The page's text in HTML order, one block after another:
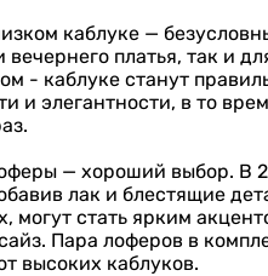
каблуке —
платья, так и
- каблуке станут
и элегантности, в то
— хороший выбор. В
лак и блестящие
стать ярким
Пара лоферов в
высоких каблуков.